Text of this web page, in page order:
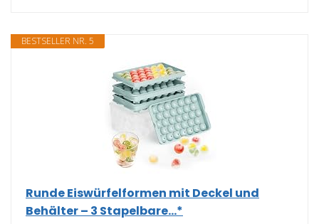
BESTSELLER NR. 5
Runde Eiswürfelformen mit Deckel und
Behälter – 3 Stapelbare...*